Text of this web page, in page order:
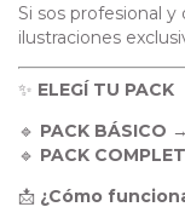
Si sos profesional
ilustraciones
✨ ELEGÍ TU PACK
🔹 PACK BÁSICO
🔹 PACK
📩 ¿Cómo